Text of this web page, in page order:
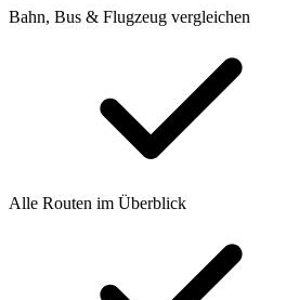
Bahn, Bus & Flugzeug vergleichen
Alle Routen im Überblick